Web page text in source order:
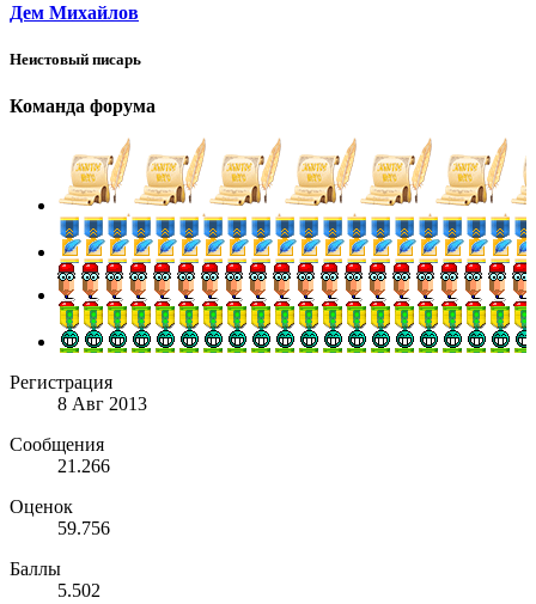
Дем Михайлов
Неистовый писарь
Команда форума
Регистрация
8 Авг 2013
Сообщения
21.266
Оценок
59.756
Баллы
5.502